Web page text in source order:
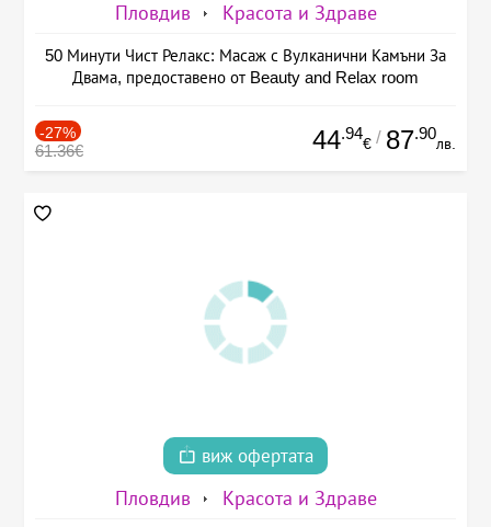
Пловдив Красота и Здраве
50 Минути Чист Релакс: Масаж с Вулканични Камъни За
Двама, предоставено от Beauty and Relax room
-27%
61.36€ 44.94
€ / 87.90
лв.
виж офертата
Пловдив Красота и Здраве